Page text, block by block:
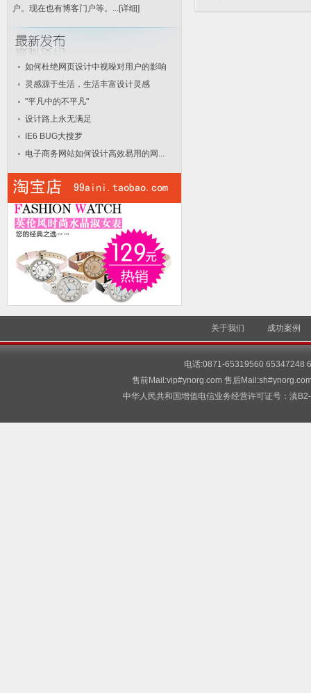
户。现在也有博客门户等。...[详细]
如何杜绝网页设计中视噪对用户的影响
灵感源于生活，生活丰富设计灵感
"平凡中的不平凡"
设计路上永无满足
IE6 BUG大搜罗
电子商务网站如何设计高效易用的网...
关于我们 成功案例
电话:0871-65319560 65347248
售前Mail:vip#ynorg.com 售后
中华人民共和国增值电信业务经营许可证号：滇